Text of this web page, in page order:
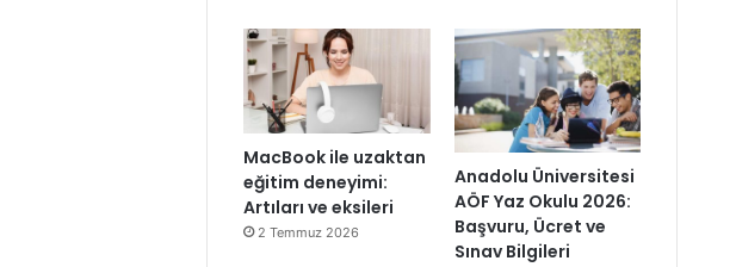
MacBook ile uzaktan
eğitim deneyimi:
Artıları ve eksileri
2 Temmuz 2026
Anadolu Üniversitesi
AÖF Yaz Okulu 2026:
Başvuru, Ücret ve
Sınav Bilgileri